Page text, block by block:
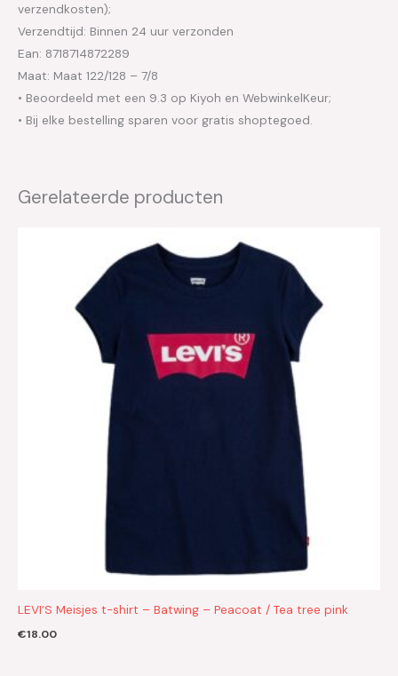
verzendkosten);
Verzendtijd: Binnen 24 uur verzonden
Ean: 8718714872289
Maat: Maat 122/128 – 7/8
• Beoordeeld met een 9.3 op Kiyoh en WebwinkelKeur;
• Bij elke bestelling sparen voor gratis shoptegoed.
Gerelateerde producten
LEVI’S Meisjes t-shirt – Batwing – Peacoat / Tea tree pink
€18.00